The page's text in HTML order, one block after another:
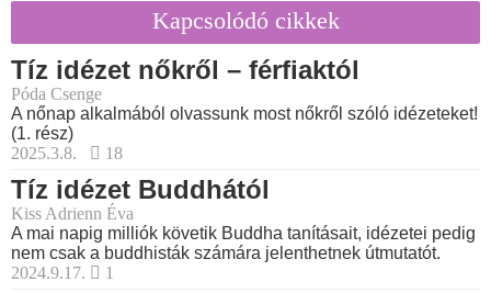
Kapcsolódó cikkek
Tíz idézet nőkről – férfiaktól
Póda Csenge
A nőnap alkalmából olvassunk most nőkről szóló idézeteket!
(1. rész)
2025.3.8.
18
Tíz idézet Buddhától
Kiss Adrienn Éva
A mai napig milliók követik Buddha tanításait, idézetei pedig
nem csak a buddhisták számára jelenthetnek útmutatót.
2024.9.17.
1